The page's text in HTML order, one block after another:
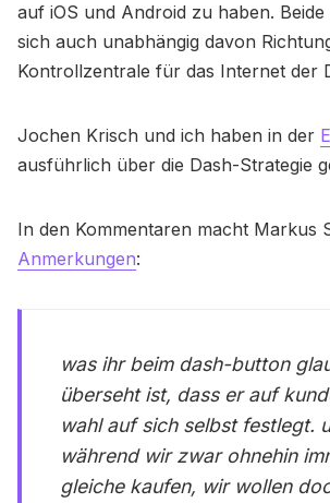
auf iOS und Android zu haben. Beide
sich auch unabhängig davon
Kontrollzentrale für das Internet der
Jochen Krisch und ich haben in der
ausführlich über die Dash-Strategie
In den Kommentaren macht Markus
Anmerkungen:
was ihr beim dash-button
überseht ist, dass er auf
wahl auf sich selbst festlegt.
während wir zwar ohnehin
gleiche kaufen, wir wollen